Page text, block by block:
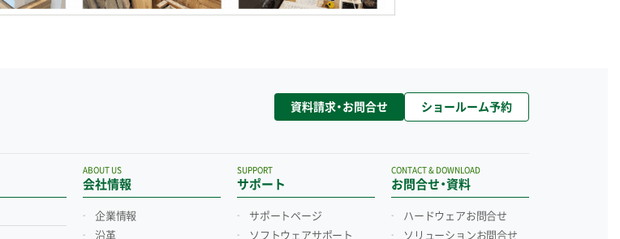
資料請求・お問合せ ショールーム予約
会社情報
ABOUT US
企業情報
沿革
サポート
SUPPORT
サポートページ
ソフトウェアサポート
お問合せ・資料
CONTACT & DOWNLOAD
ハードウェアお問合せ
ソリューションお問合せ